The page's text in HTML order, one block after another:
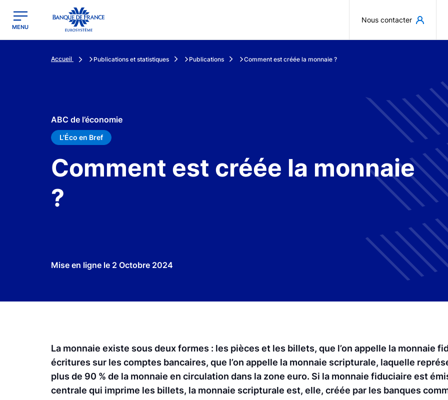
Banque de France - Menu Principal
MENU
Nous contacter
Accueil Publications et statistiques Publications Comment est créée la monnaie ?
ABC de l’économie
L'Éco en Bref
Comment est créée la monnaie
?
Mise en ligne le 2 Octobre 2024
La monnaie existe sous deux formes : les pièces et les billets, que l’on appelle la monnaie
écritures sur les comptes bancaires, que l’on appelle la monnaie scripturale, laquelle
plus de 90 % de la monnaie en circulation dans la zone euro. Si la monnaie fiduciaire est
centrale qui imprime les billets, la monnaie scripturale est, elle, créée par les banques